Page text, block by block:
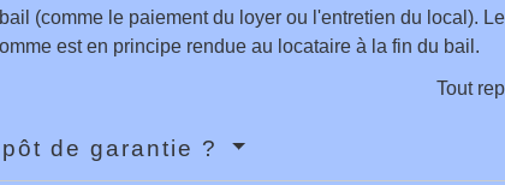
(comme le paiement du loyer ou l'entretien du local).
est en principe rendue au locataire à la fin du bail.
Tout
de garantie ?